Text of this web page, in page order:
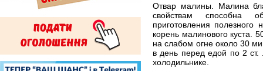
Отвар малины. Малина
свойствам способна
приготовления
корень малинового куста.
на слабом огне около 30
в день перед едой по 2 ст.
холодильнике.